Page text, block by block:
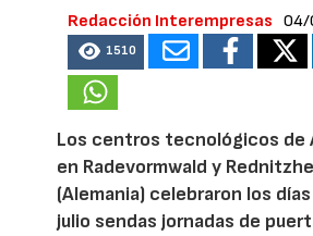
Redacción Interempresas 04/
1510
Los centros tecnológicos de
en Radevormwald y
(Alemania) celebraron los
julio sendas jornadas de